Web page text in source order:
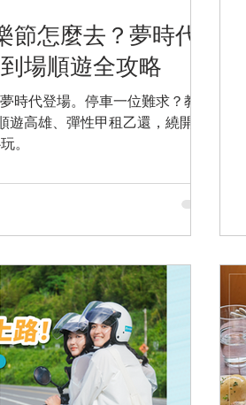
節怎麼去？夢時代
場順遊全攻略
代登場。停車一位難求？教你
高雄、彈性甲租乙還，繞開搶
。